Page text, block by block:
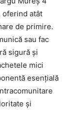
oferind atât
de primire.
sau fac
sigură și
mici
esențială
și